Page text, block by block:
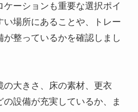
ケーションも重要な選択ポイ
い場所にあることや、トレー
が整っているかを確認しまし
の大きさ、床の素材、更衣
設備が充実しているか、ま